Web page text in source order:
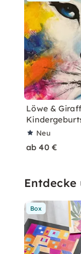
Löwe &
Neu
ab 40 €
Entdecke
Box